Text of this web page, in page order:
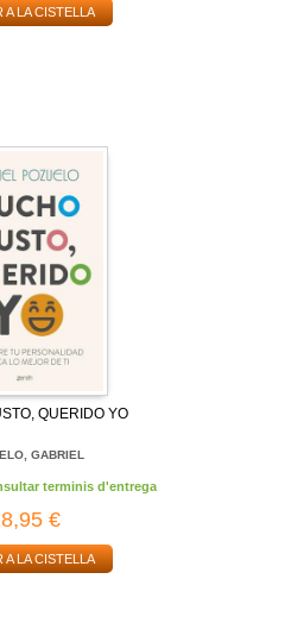
A LA CISTELLA
QUERIDO YO
GABRIEL
terminis d'entrega
€
A LA CISTELLA